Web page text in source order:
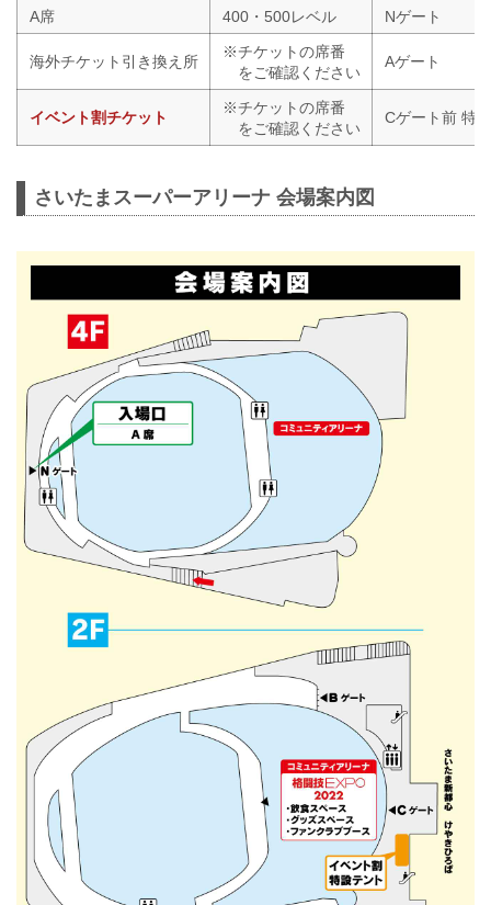
A席
400・500レベル Nゲート
海外チケット引き換え所
※チケットの席番
をご確認ください
Aゲート
イベント割チケット
※チケットの席番
をご確認ください
Cゲート前 特
さいたまスーパーアリーナ 会場案内図